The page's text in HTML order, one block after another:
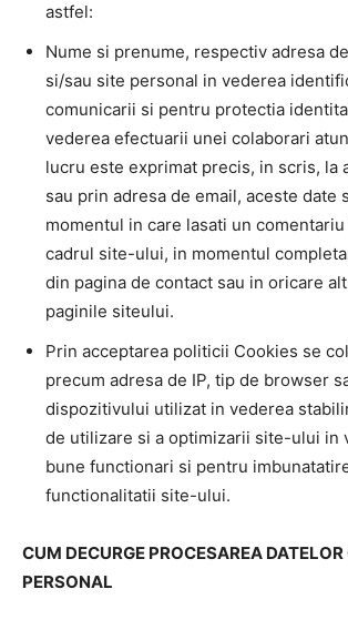
astfel:
Nume si prenume, respectiv adresa
si/sau site personal in vederea
comunicarii si pentru protectia
vederea efectuarii unei colaborari
lucru este exprimat precis, in scris, la
sau prin adresa de email, aceste date
momentul in care lasati un
cadrul site-ului, in momentul
din pagina de contact sau in oricare
paginile siteului.
Prin acceptarea politicii Cookies se
precum adresa de IP, tip de browser
dispozitivului utilizat in vederea
de utilizare si a optimizarii site-ului in
bune functionari si pentru
functionalitatii site-ului.
CUM DECURGE PROCESAREA
PERSONAL